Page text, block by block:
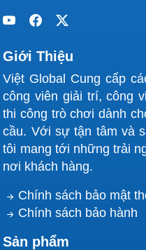
Giới Thiệu
Việt Global Cung cấp
công viên giải trí, công
thi công trò chơi dành
cầu. Với sự tận tâm và
tôi mang tới những trải
nơi khách hàng.
Chính sách bảo mật
Chính sách bảo hành
Sản phẩm